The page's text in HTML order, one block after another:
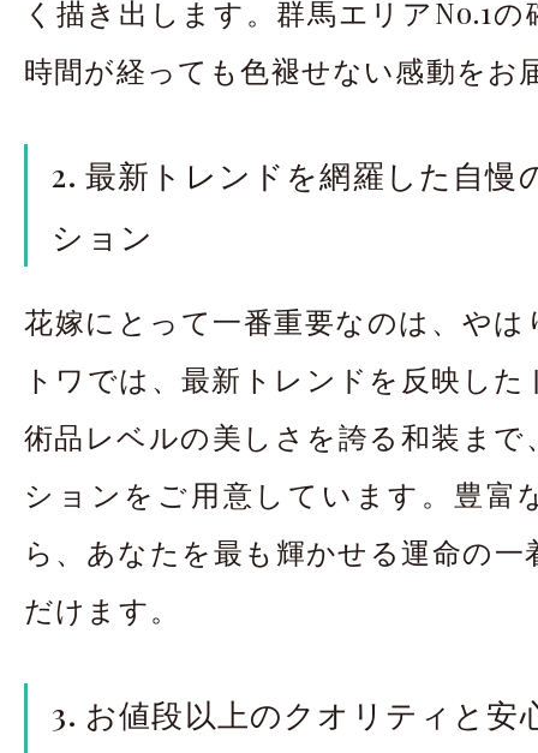
く描き出します。群馬エリアNo.1
時間が経っても色褪せない感動をお
2. 最新トレンドを網羅した自慢
ション
花嫁にとって一番重要なのは、やは
トワでは、最新トレンドを反映し
術品レベルの美しさを誇る和装まで
ションをご用意しています。豊富
ら、あなたを最も輝かせる運命の
だけます。
3. お値段以上のクオリティと安